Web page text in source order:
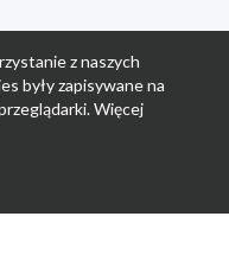
z naszych
były zapisywane na
Więcej